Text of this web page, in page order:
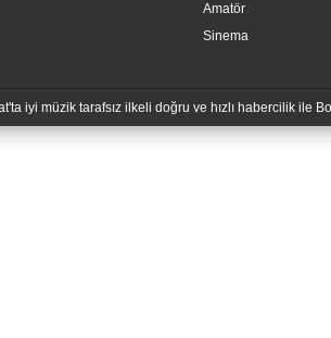
Amatör
Sinema
iyi müzik tarafsız ilkeli doğru ve hızlı habercilik ile